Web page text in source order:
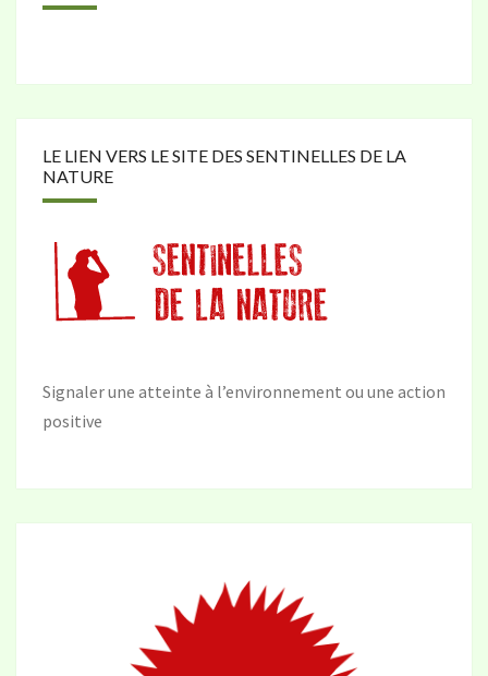
LE LIEN VERS LE SITE DES SENTINELLES DE LA
NATURE
Signaler une atteinte à l’environnement ou une action
positive